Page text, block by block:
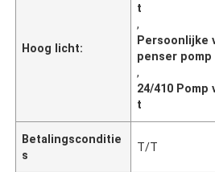
Hoog licht:
t
,
Persoonlijke
penser pomp
,
24/410 Pomp
t
Betalingsconditie
s
T/T